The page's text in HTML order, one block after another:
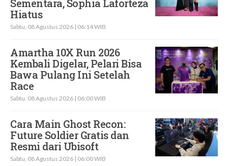
Sementara, Sophia Laforteza
Hiatus
Sabtu, 08 Agustus 2026 | 06:14 WIB
Amartha 10X Run 2026
Kembali Digelar, Pelari Bisa
Bawa Pulang Ini Setelah
Race
Sabtu, 08 Agustus 2026 | 06:00 WIB
Cara Main Ghost Recon:
Future Soldier Gratis dan
Resmi dari Ubisoft
Sabtu, 08 Agustus 2026 | 06:00 WIB